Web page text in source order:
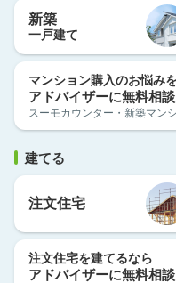
新築
一戸建て
マンション購入のお悩み
アドバイザーに無料相談
スーモカウンター・新築マン
建てる
注文住宅
注文住宅を建てるなら
アドバイザーに無料相談